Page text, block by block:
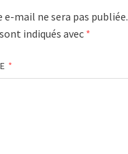
e-mail ne sera pas publiée.
indiqués avec *
*